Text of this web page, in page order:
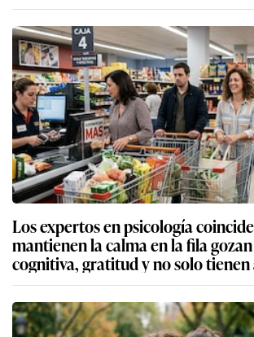
Los expertos en psicología
mantienen la calma en la fila
cognitiva, gratitud y no solo